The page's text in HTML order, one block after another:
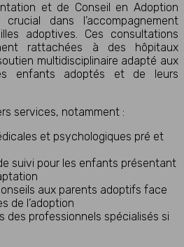
et de Conseil en Adoption
dans l’accompagnement
adoptives. Ces consultations
rattachées à des hôpitaux
multidisciplinaire adapté aux
enfants adoptés et de leurs
services, notamment :
et psychologiques pré et
suivi pour les enfants présentant
aux parents adoptifs face
de l’adoption
des professionnels spécialisés si